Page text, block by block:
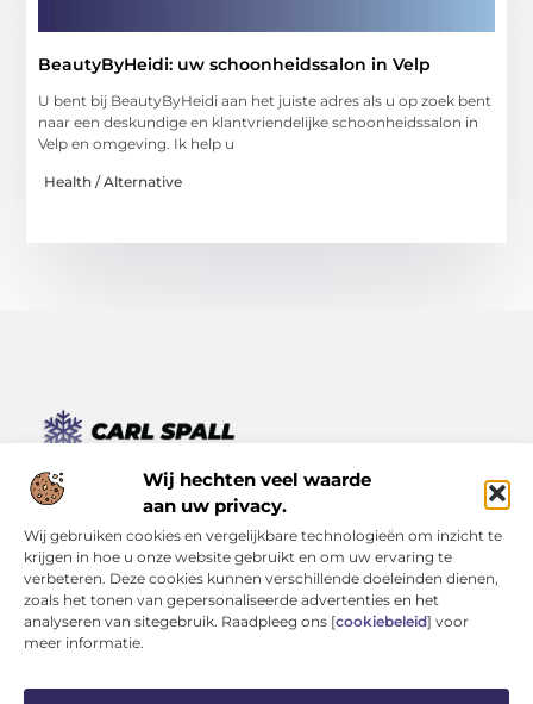
Wij hechten veel waarde
aan uw privacy.
Wij gebruiken cookies en vergelijkbare technologieën om inzicht te
krijgen in hoe u onze website gebruikt en om uw ervaring te
verbeteren. Deze cookies kunnen verschillende doeleinden dienen,
zoals het tonen van gepersonaliseerde advertenties en het
analyseren van sitegebruik. Raadpleeg ons [cookiebeleid] voor
meer informatie.
BeautyByHeidi: uw schoonheidssalon in Velp
U bent bij BeautyByHeidi aan het juiste adres als u op zoek bent
naar een deskundige en klantvriendelijke schoonheidssalon in
Velp en omgeving. Ik help u
Health / Alternative
Van kleine momenten tot grote inzichten – lees het hier.
Ontdek een verscheidenheid aan blogs en artikelen die je
dagelijks leven verrijken, van inspirerende verhalen tot
praktische tips.
Bericht categorie
Onze informatie